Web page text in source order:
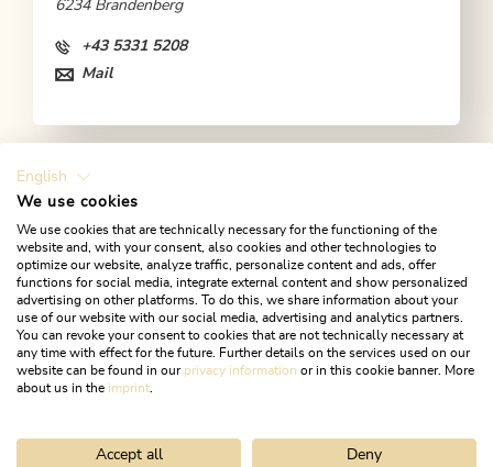
ALLE COOKIES AKTIVIEREN
6234 Brandenberg
+43 5331 5208
Mail
English
We use cookies
We use cookies that are technically necessary for the functioning of the
website and, with your consent, also cookies and other technologies to
optimize our website, analyze traffic, personalize content and ads, offer
functions for social media, integrate external content and show personalized
advertising on other platforms. To do this, we share information about your
use of our website with our social media, advertising and analytics partners.
You can revoke your consent to cookies that are not technically necessary at
any time with effect for the future. Further details on the services used on our
website can be found in our privacy information or in this cookie banner. More
about us in the imprint
Accept all Deny